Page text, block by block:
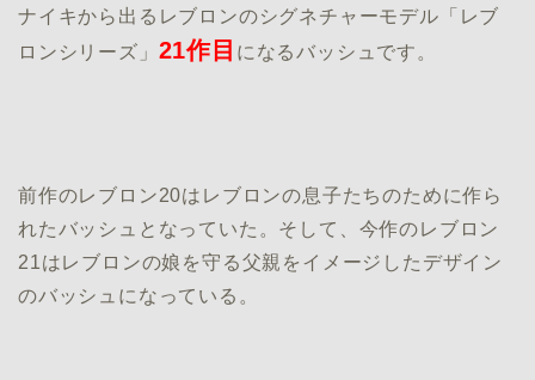
ナイキから出るレブロンのシグネチャーモデル「レブ
ロンシリーズ」 21作目 になるバッシュです。
前作のレブロン20はレブロンの息子たちのために作ら
れたバッシュとなっていた。そして、今作のレブロン
21はレブロンの娘を守る父親をイメージしたデザイン
のバッシュになっている。